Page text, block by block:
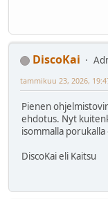
DiscoKai
tammikuu 23, 2026,
Pienen
ehdotus. Nyt
isommalla
DiscoKai eli Kaitsu